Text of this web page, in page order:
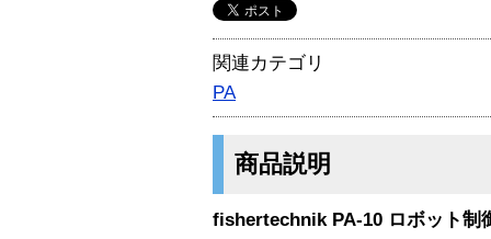
関連カテゴリ
PA
商品説明
fishertechnik PA-10 ロボット